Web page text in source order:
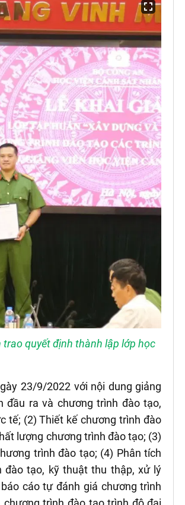
trao quyết định thành lập lớp học
23/9/2022 với nội dung giảng
đầu ra và chương trình đào tạo,
tế; (2) Thiết kế chương trình đào
lượng chương trình đào tạo; (3)
trình đào tạo; (4) Phân tích
đào tạo, kỹ thuật thu thập, xử lý
cáo tự đánh giá chương trình